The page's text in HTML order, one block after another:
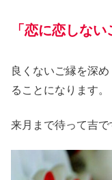
「恋に恋しない
良くないご縁を深め
ることになります。
来月まで待って吉で